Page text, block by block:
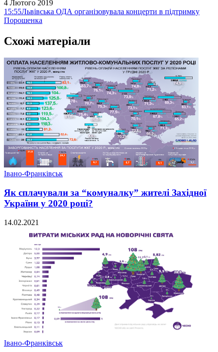
4 Лютого 2019
15:55Львівська ОДА організовувала концерти в підтримку
Порошенка
Схожі матеріали
Івано-Франківськ
Як сплачували за “комуналку” жителі Західної
України у 2020 році?
14.02.2021
Івано-Франківськ